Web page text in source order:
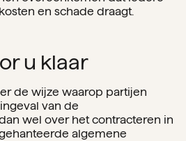
en schade draagt.
u klaar
de wijze waarop partijen
van de
wel over het contracteren in
algemene